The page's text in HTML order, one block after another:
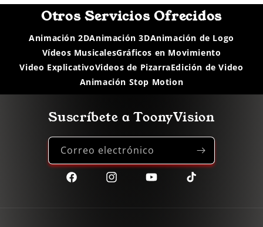
Otros Servicios Ofrecidos
Animación 2DAnimación 3DAnimación de Logo
Vídeos MusicalesGráficos en Movimiento
Video ExplicativoVideos de PizarraEdición de Video
Animación Stop Motion
Suscríbete a ToonyVision
Correo electrónico
Facebook InstagramYouTube TikTok